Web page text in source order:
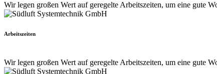
Wir legen großen Wert auf geregelte Arbeitszeiten, um eine gute
Arbeitszeiten
Wir legen großen Wert auf geregelte Arbeitszeiten, um eine gute